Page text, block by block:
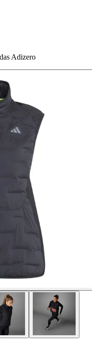
Adizero